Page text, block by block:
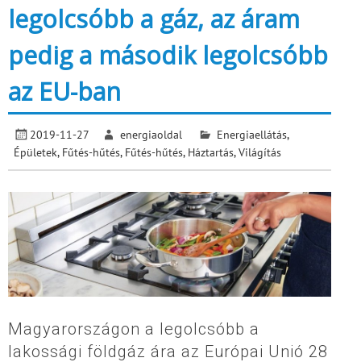
legolcsóbb a gáz, az áram
pedig a második legolcsóbb
az EU-ban
2019-11-27 energiaoldal Energiaellátás,
Épületek, Fűtés-hűtés, Fűtés-hűtés, Háztartás,Világítás
Magyarországon a legolcsóbb a
lakossági földgáz ára az Európai Unió 28